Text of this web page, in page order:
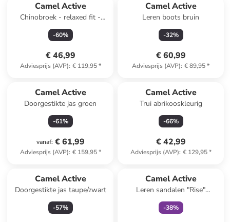
Camel Active
Chinobroek - relaxed fit -
lichtbruin
-60%
€ 46,99
Adviesprijs (AVP): € 119,95*
Camel Active
Leren boots bruin
-32%
€ 60,99
Adviesprijs (AVP): € 89,95*
Camel Active
Doorgestikte jas groen
-61%
vanaf: € 61,99
Adviesprijs (AVP): € 159,95*
Camel Active
Trui abrikooskleurig
-66%
€ 42,99
Adviesprijs (AVP): € 129,95*
Camel Active
Doorgestikte jas taupe/zwart
-57%
Camel Active
Leren sandalen "Rise"
antraciet
-38%